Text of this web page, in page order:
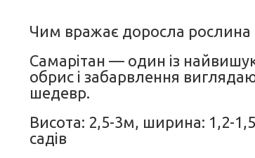
Чим вражає доросла рослина
Самарітан — один із
обрис і забарвлення
шедевр.
Висота: 2,5-3м, ширина: 1,2-
садів